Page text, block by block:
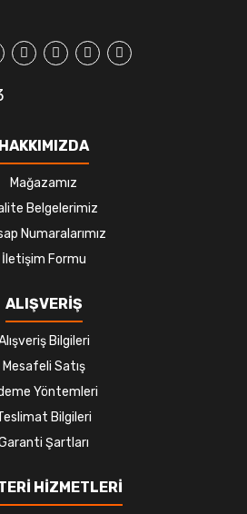
HAKKIMIZDA
Mağazamız
Belgelerimiz
Numaralarımız
İletişim Formu
ALIŞVERİŞ
Bilgileri
Mesafeli Satış
Yöntemleri
Bilgileri
Şartları
HİZMETLERİ